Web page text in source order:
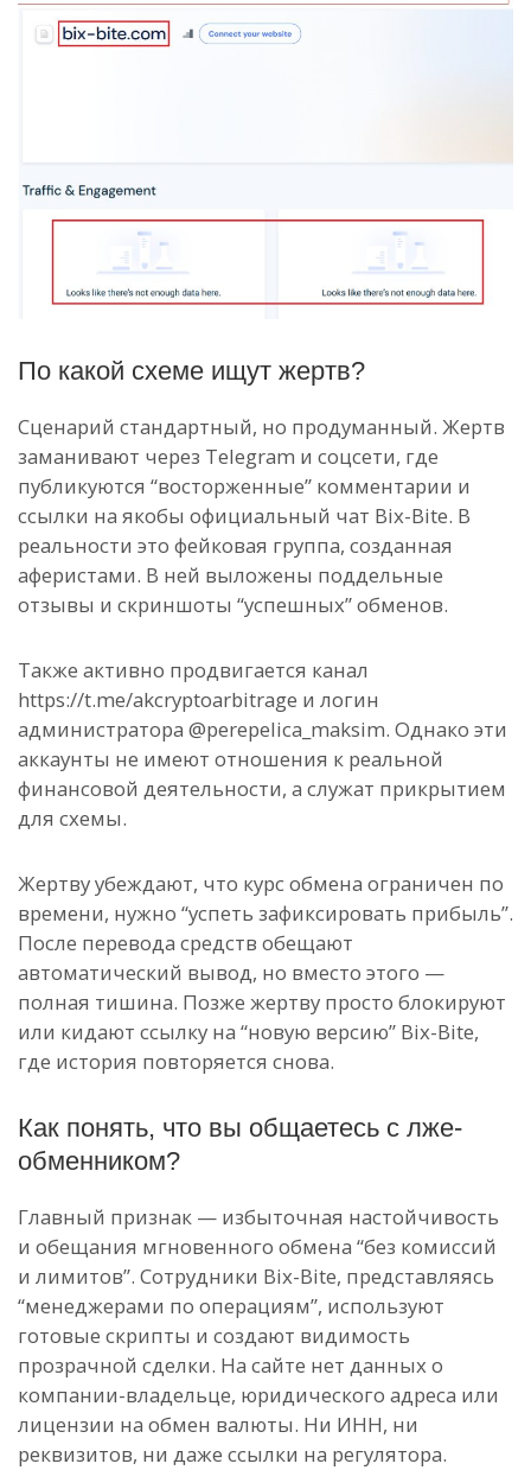
По какой схеме ищут жертв?
Сценарий стандартный, но продуманный. Жертв
заманивают через Telegram и соцсети, где
публикуются “восторженные” комментарии и
ссылки на якобы официальный чат Bix-Bite. В
реальности это фейковая группа, созданная
аферистами. В ней выложены поддельные
отзывы и скриншоты “успешных” обменов.
Также активно продвигается канал
https://t.me/akcryptoarbitrage и логин
администратора @perepelica_maksim. Однако эти
аккаунты не имеют отношения к реальной
финансовой деятельности, а служат прикрытием
для схемы.
Жертву убеждают, что курс обмена ограничен по
времени, нужно “успеть зафиксировать прибыль”.
После перевода средств обещают
автоматический вывод, но вместо этого —
полная тишина. Позже жертву просто блокируют
или кидают ссылку на “новую версию” Bix-Bite,
где история повторяется снова.
Как понять, что вы общаетесь с лже-
обменником?
Главный признак — избыточная настойчивость
и обещания мгновенного обмена “без комиссий
и лимитов”. Сотрудники Bix-Bite, представляясь
“менеджерами по операциям”, используют
готовые скрипты и создают видимость
прозрачной сделки. На сайте нет данных о
компании-владельце, юридического адреса или
лицензии на обмен валюты. Ни ИНН, ни
реквизитов, ни даже ссылки на регулятора.